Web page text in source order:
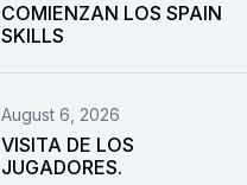
COMIENZAN LOS SPAIN
SKILLS
August 6, 2026
VISITA DE LOS
JUGADORES.